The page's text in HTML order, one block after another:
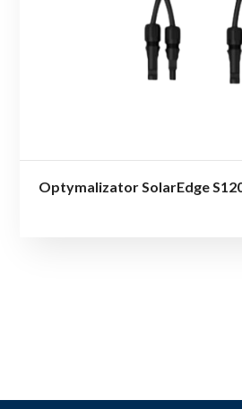
Optymalizator SolarEdge